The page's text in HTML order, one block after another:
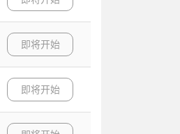
即将开始
即将开始